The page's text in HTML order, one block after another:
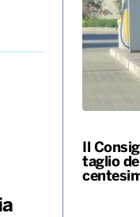
Il
taglio